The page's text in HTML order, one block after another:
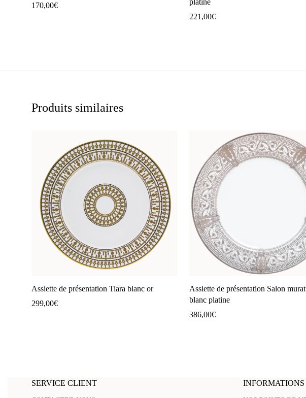
170,00€
platine
221,00€
Produits similaires
Assiette de présentation Tiara blanc or
299,00€
Assiette de présentation Salon murat
blanc platine
386,00€
SERVICE CLIENT INFORMATIONS